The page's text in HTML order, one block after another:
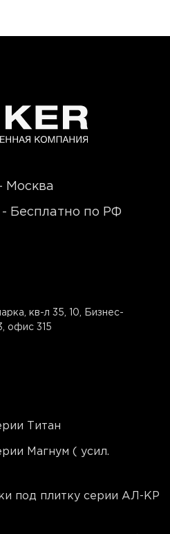
Москва
- Бесплатно по РФ
кв-л 35, 10, Бизнес-
офис 315
Титан
Магнум ( усил.
под плитку серии АЛ-КР